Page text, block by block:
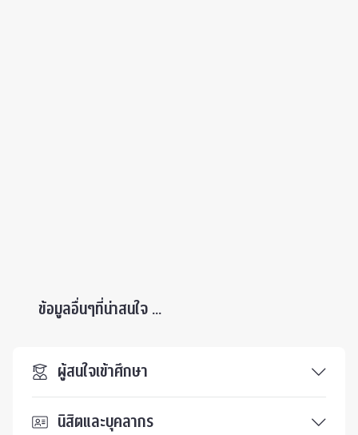
ข้อมูลอื่นๆที่น่าสนใจ ...
ผู้สนใจเข้าศึกษา
นิสิตและบุคลากร